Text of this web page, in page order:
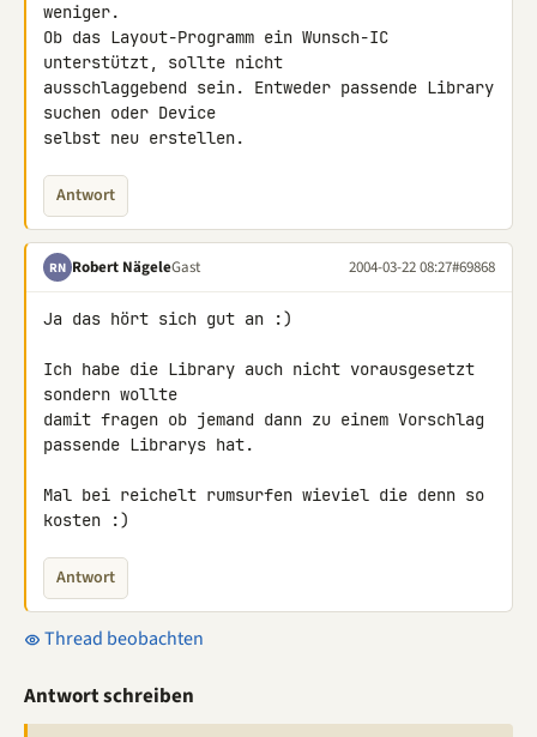
weniger.
Ob das Layout-Programm ein Wunsch-IC
unterstützt, sollte nicht
ausschlaggebend sein. Entweder passende Library
suchen oder Device
selbst neu erstellen.
Antwort
RN Robert NägeleGast 2004-03-22 08:27#69868
Ja das hört sich gut an :)
Ich habe die Library auch nicht vorausgesetzt
sondern wollte
damit fragen ob jemand dann zu einem Vorschlag
passende Librarys hat.
Mal bei reichelt rumsurfen wieviel die denn so
kosten :)
Antwort
Thread beobachten
Antwort schreiben